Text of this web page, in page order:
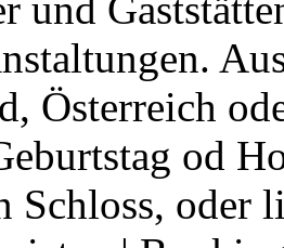
und
Österreich
od
Schloss, oder